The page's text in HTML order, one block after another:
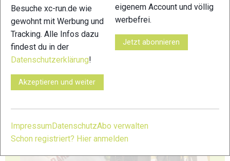
19
Besuche xc-run.de wie
gewohnt mit Werbung und
Tracking. Alle Infos dazu
findest du in der
Datenschutzerklärung!
Akzeptieren und weiter
eigenem Account und völlig
werbefrei.
Jetzt abonnieren
ImpressumDatenschutzAbo verwalten
Schon registriert? Hier anmelden